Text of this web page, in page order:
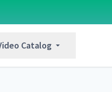
Catalog